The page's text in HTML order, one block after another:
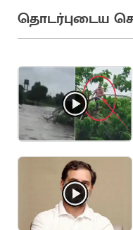
தொடர்புடைய